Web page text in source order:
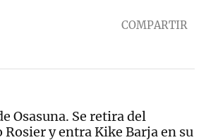
COMPARTIR
Osasuna. Se retira del
y entra Kike Barja en su